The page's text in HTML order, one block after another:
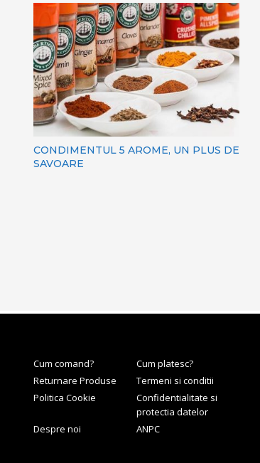
CONDIMENTUL 5 AROME, UN PLUS DE
SAVOARE
Cum comand?
Cum platesc?
Returnare Produse
Termeni si conditii
Politica Cookie
Confidentialitate si
protectia datelor
Despre noi
ANPC